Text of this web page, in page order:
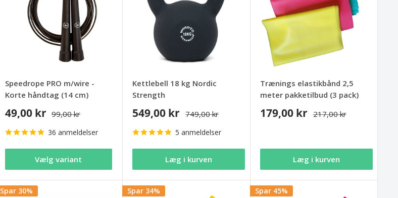
Speedrope PRO m/wire -
Korte håndtag (14 cm)
49,00 kr 99,00 kr
36 anmeldelser
Vælg variant
Kettlebell 18 kg Nordic
Strength
549,00 kr 749,00 kr
5 anmeldelser
Læg i kurven
Trænings elastikbånd 2,5
meter pakketilbud (3 pack)
179,00 kr 217,00 kr
Læg i kurven
Spar 30% Spar 34% Spar 45%